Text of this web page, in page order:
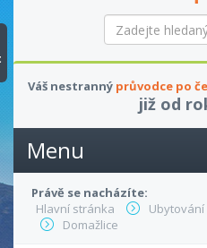
Váš nestranný průvodce po
již od
Menu
Právě se nacházíte:
Hlavní stránka
Domažlice